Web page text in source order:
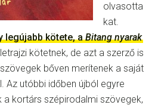
olvasotta
kat.
legújabb kötete, aBitang nyarak
kötetnek, de azt a szerző is
bőven merítenek a saját
Az utóbbi időben újból egyre
a kortárs szépirodalmi szövegek,